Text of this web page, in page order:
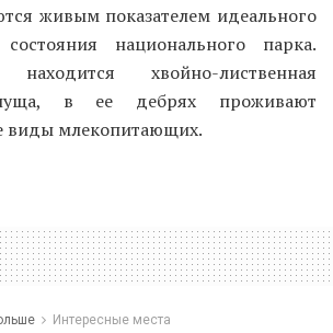
живым показателем идеального
состояния национального парка.
хвойно-лиственная
пуща, в ее дебрях проживают
виды млекопитающих.
Интересные места